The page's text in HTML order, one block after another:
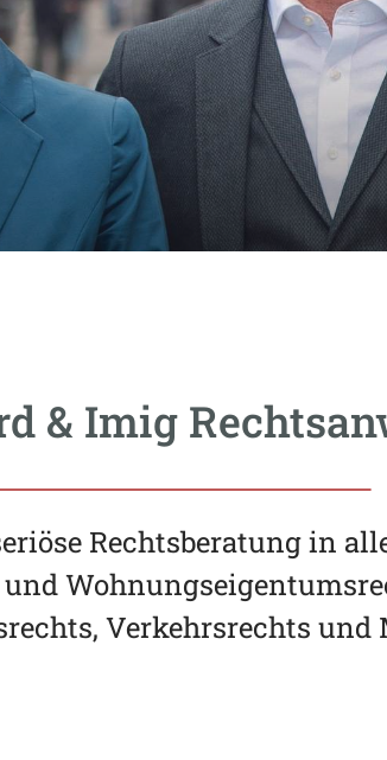
& Imig
Rechtsberatung in
Verkehrsrechts und